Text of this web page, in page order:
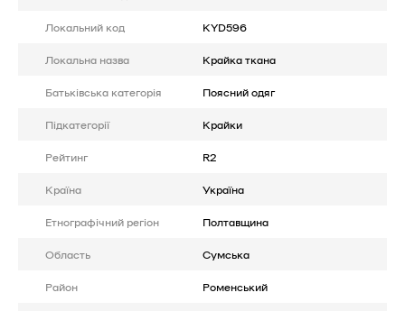
Локальний код KYD596
Локальна назва Крайка ткана
Батькiвська категорія Поясний одяг
Підкатегорії Крайки
Рейтинг R2
Країна Україна
Етнографічний регіон Полтавщина
Область Сумська
Район Роменський